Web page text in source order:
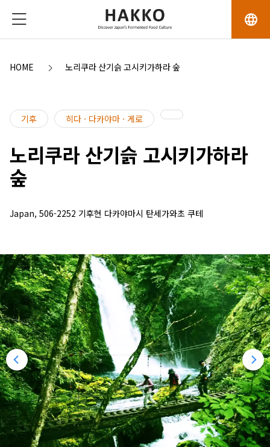
language
HOME 노리쿠라 산기슭 고시키가하라 숲
기후 히다 · 다카야마 · 게로
노리쿠라 산기슭 고시키가하라
숲
Japan, 506-2252 기후현 다카야마시 탄세가와초 쿠테